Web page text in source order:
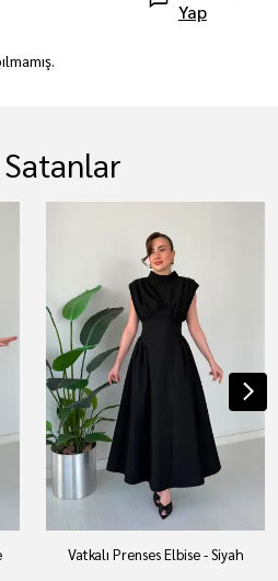
Yap
Vatkalı Prenses Elbise - Siyah